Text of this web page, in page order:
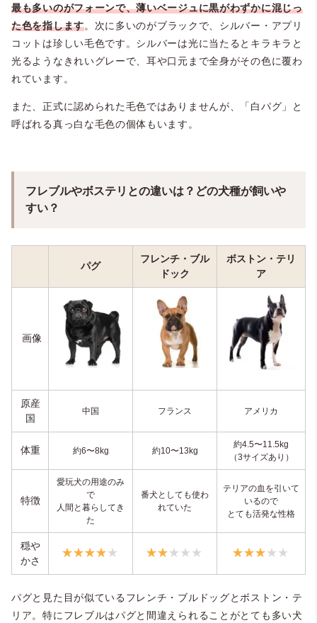
最も多いのがフォーンで、薄いベージュに黒がわずかに混じっ
た色を指します。次に多いのがブラックで、シルバー・アプリ
コットは珍しい毛色です。シルバーは光に当たるとキラキラと
光るようなきれいグレーで、耳や口元まで全身がその色に覆わ
れています。
また、正式に認められた毛色ではありませんが、「白パグ」と
呼ばれる真っ白な毛色の個体もいます。
フレブルやボステリとの違いは？どの犬種が飼いや
すい？
パグ
フレンチ・ブル
ドック
ボストン・テリ
ア
画像
原産
国
中国 フランス アメリカ
体重 約6〜8kg 約10〜13kg
約4.5〜11.5kg
（3サイズあり）
特徴
愛玩犬の用途のみ
で
人間と暮らしてき
た
番犬としても使わ
れていた
テリアの血を引いて
いるので
とても活発な性格
穏や
かさ
パグと見た目が似ているフレンチ・ブルドッグとボストン・テ
リア。特にフレブルはパグと間違えられることがとても多い犬